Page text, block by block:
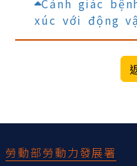
Cảnh giác
xúc với động
勞動部勞動力發展署